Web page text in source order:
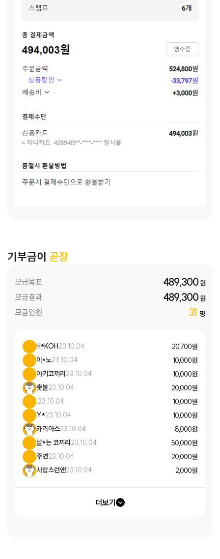
기부금이 곧장
모금목표 489,300원
모금결과 489,300원
모금인원 31 명
H*KOH23.10.04
20,700 원
이*노23.10.04
10,000 원
아기코끼리23.10.04
10,000 원
촛불23.10.04
20,000 원
.23.10.04
10,000 원
Y*23.10.04
10,000 원
카리아스23.10.04
8,000 원
날*는 코끼리23.10.04
50,000 원
주연23.10.04
20,000 원
사랑스런앤23.10.04 2,000 원
더보기